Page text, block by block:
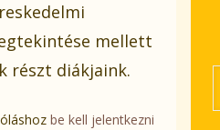
mellett
részt diákjaink.
be kell jelentkezni